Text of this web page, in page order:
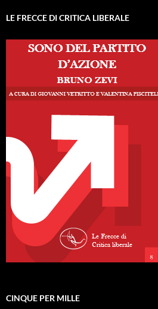
LE FRECCE DI CRITICA LIBERALE
CINQUE PER MILLE